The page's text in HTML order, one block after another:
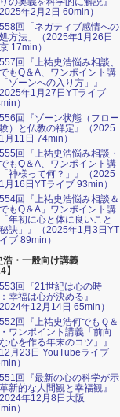
2025年2月2日 60min）
回「ネガティブ感情への
方法」（2025年1月26日
17min）
回『上祐史浩悩み相談、
もQ＆A、ワンポイント講
ゾーンへの入り方」』
2025年1月27日YTライブ
）
回『ゾーン状態（フロー
）と仏教の禅定』（2025
月11日 74min）
回『上祐史浩悩み相談・
もQ＆A、ワンポイント講
神様って何？」』（2025
月16日YTライブ 93min）
回『上祐史浩悩み相談＆
もQ＆A」ワンポイント講
年初に心と体に良いこと
訣」』（2025年1月3日YT
ブ 89min）
浩・一般向け講義
】
回『21世紀は心の時
幸福は心が決める』
2024年12月14日 65min）
回『上祐史浩何でもＱ＆
ワンポイント講義「前向
心を作る年末のコツ」』
12月23日 YouTubeライブ
）
回『最新の心の科学が示
新的な人間観と幸福観』
2024年12月8日大阪
）